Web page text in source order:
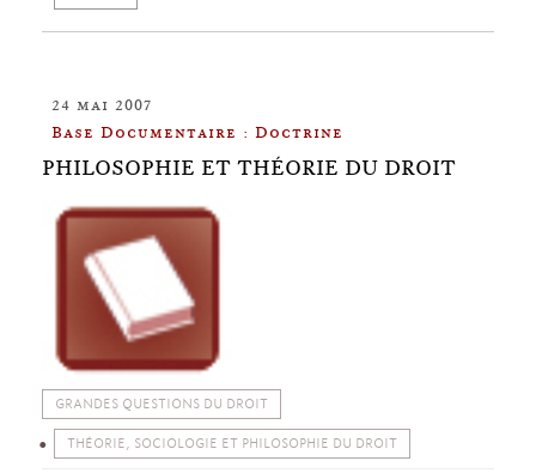
24 mai 2007
Base Documentaire : Doctrine
PHILOSOPHIE ET THÉORIE DU DROIT
GRANDES QUESTIONS DU DROIT
THÉORIE, SOCIOLOGIE ET PHILOSOPHIE DU DROIT